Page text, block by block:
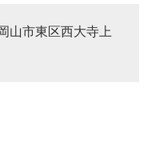
山市東区西大寺上